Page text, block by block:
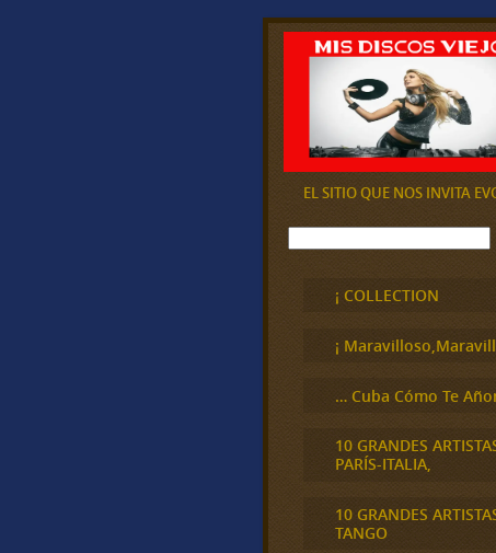
EL SITIO QUE NOS INVITA
B
u
¡ COLLECTION
¡
… Cuba Cómo Te
10 GRANDES
PARÍS-ITALIA,
10 GRANDES
TANGO